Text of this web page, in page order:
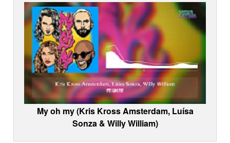
My oh my (Kris Kross Amsterdam, Luísa
Sonza & Willy William)